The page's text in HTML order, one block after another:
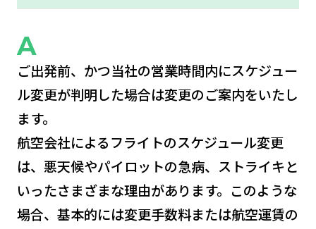
ご出発前、かつ当社の営業時間内にスケジュー
ル変更が判明した場合は変更のご案内をいたし
ます。
航空会社によるフライトのスケジュール変更
は、悪天候やパイロットの急病、ストライキと
いったさまざまな理由があります。このような
場合、基本的には変更手数料または航空運賃の